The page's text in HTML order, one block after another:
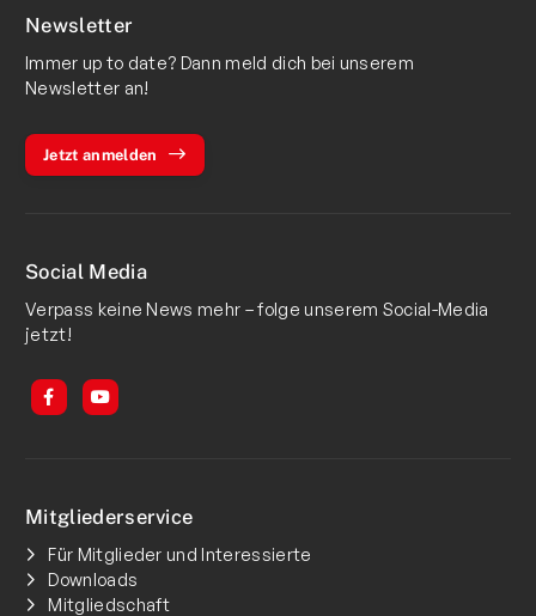
Newsletter
Immer up to date? Dann meld dich bei unserem
Newsletter an!
Jetzt anmelden
Social Media
Verpass keine News mehr – folge unserem Social-Media
jetzt!
Mitgliederservice
Für Mitglieder und Interessierte
Downloads
Mitgliedschaft